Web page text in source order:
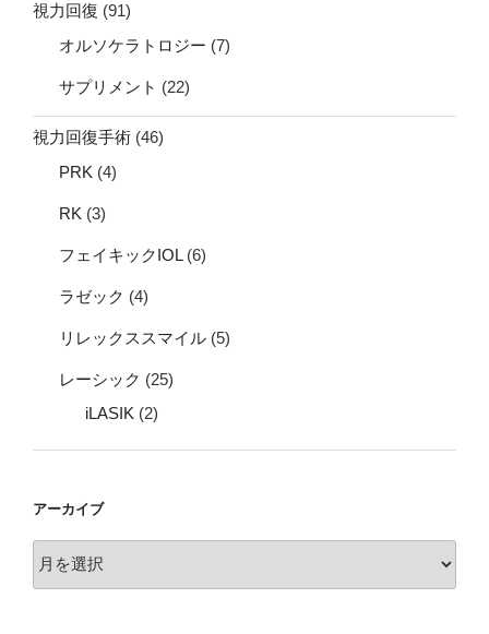
視力回復 (91)
オルソケラトロジー (7)
サプリメント (22)
視力回復手術 (46)
PRK (4)
RK (3)
フェイキックIOL(6)
ラゼック (4)
リレックススマイル (5)
レーシック (25)
iLASIK (2)
アーカイブ
ア